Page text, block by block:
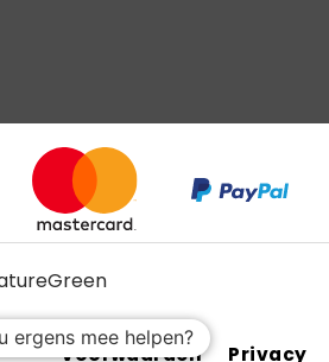
Voorwaarden Privacy
ergens mee helpen?